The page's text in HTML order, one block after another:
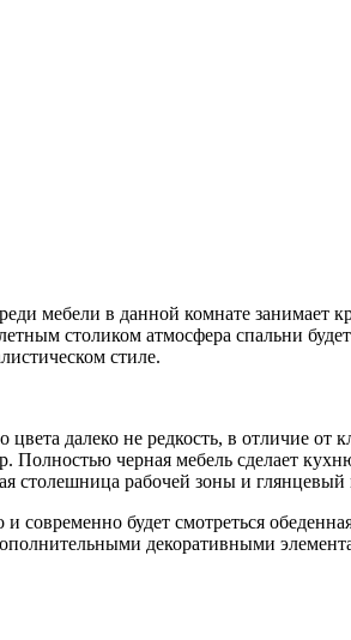
мебели в данной комнате
столиком атмосфера спальни
стиле.
цвета далеко не редкость, в отличие
Полностью черная мебель сделает
столешница рабочей зоны и
и современно будет смотреться
декоративными